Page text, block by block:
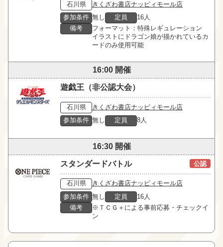
石川県
きくざわ書店ナッピィモール店
参加条件 無し 定員
16人
備考
フォーマット：特殊レギュレーション
イラストにドラゴン娘が描かれているカ
ードのみ使用可能
16:00 開催
遊戯王（非公認大会）
石川県
きくざわ書店ナッピィモール店
参加条件 無し 定員 8人
16:30 開催
スタンダードバトル 公認
石川県
きくざわ書店ナッピィモール店
参加条件 無し 定員
16人
備考
※ＴＣＧ＋による事前応募・チェックイ
ン